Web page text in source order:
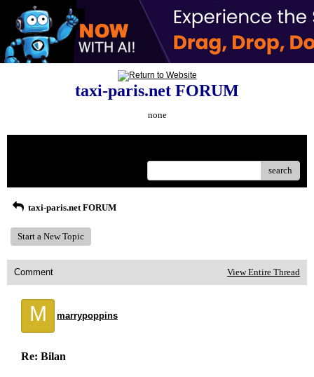
taxi-paris.net FORUM
none
search
taxi-paris.net FORUM
Start a New Topic
Comment View Entire Thread
M marrypoppins
Re: Bilan